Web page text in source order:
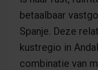
betaalbaar
Spanje. Deze
kustregio in
combinatie van